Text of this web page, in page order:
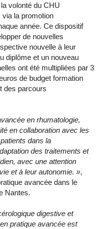
volonté du CHU
via la promotion
année. Ce dispositif
de nouvelles
nouvelle à leur
diplôme et un nouveau
ont été multipliées par 3
de budget formation
des parcours
en rhumatologie,
en collaboration avec les
dans la
des traitements et
avec une attention
et à leur autonomie. »,
avancée dans le
Nantes.
digestive et
pratique avancée est